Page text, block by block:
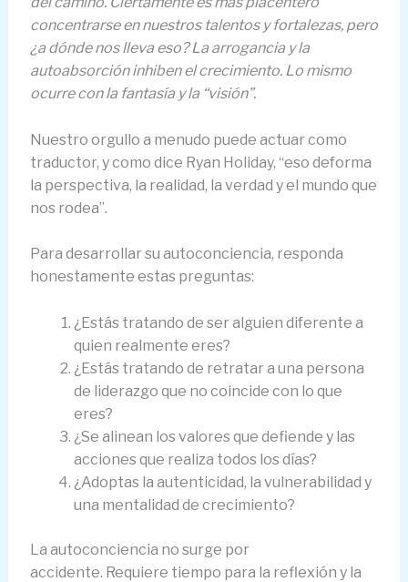
concentrarse en nuestros talentos y fortalezas, pero
¿a dónde nos lleva eso? La arrogancia y la
autoabsorción inhiben el crecimiento. Lo mismo
ocurre con la fantasía y la “visión”.
Nuestro orgullo a menudo puede actuar como
traductor, y como dice Ryan Holiday, “eso deforma
la perspectiva, la realidad, la verdad y el mundo que
nos rodea”.
Para desarrollar su autoconciencia, responda
honestamente estas preguntas:
¿Estás tratando de ser alguien diferente a
quien realmente eres?
¿Estás tratando de retratar a una persona
de liderazgo que no coincide con lo que
eres?
¿Se alinean los valores que defiende y las
acciones que realiza todos los días?
¿Adoptas la autenticidad, la vulnerabilidad y
una mentalidad de crecimiento?
La autoconciencia no surge por
accidente. Requiere tiempo para la reflexión y la